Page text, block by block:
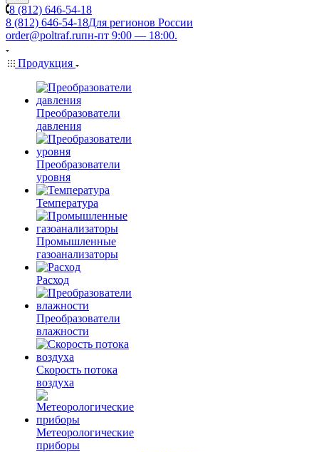
8 (812) 646-54-18
8 (812) 646-54-18Для регионов России
order@poltraf.ruпн-пт 9:00 — 18:00.
Продукция
Преобразователи
давления
Преобразователи
уровня
Температура
Промышленные
газоанализаторы
Расход
Преобразователи
влажности
Скорость потока
воздуха
Метеорологические
приборы